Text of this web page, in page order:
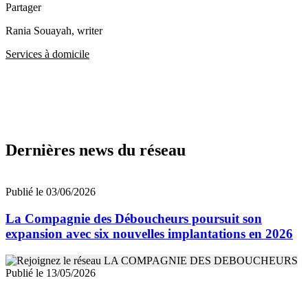
Partager
Rania Souayah, writer
Services à domicile
Dernières news du réseau
Publié le 03/06/2026
La Compagnie des Déboucheurs poursuit son
expansion avec six nouvelles implantations en 2026
Publié le 13/05/2026